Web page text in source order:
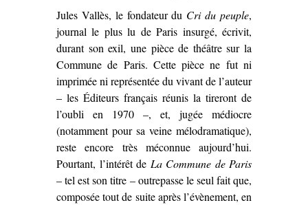
Nozière
(1913)’
Jules Vallès, le fondateur du Cri du peuple,
journal le plus lu de Paris insurgé, écrivit,
durant son exil, une pièce de théâtre sur la
Commune de Paris. Cette pièce ne fut ni
imprimée ni représentée du vivant de l’auteur
– les Éditeurs français réunis la tireront de
l’oubli en 1970 –, et, jugée médiocre
(notamment pour sa veine mélodramatique),
reste encore très méconnue aujourd’hui.
Pourtant, l’intérêt de La Commune de Paris
– tel est son titre – outrepasse le seul fait que,
composée tout de suite après l’évènement, en